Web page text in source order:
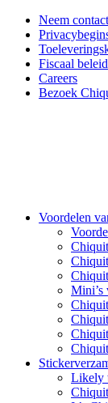
Neem
Fiscaal beleid
Careers
Bezoek
Voordelen
Mini’s
Likely